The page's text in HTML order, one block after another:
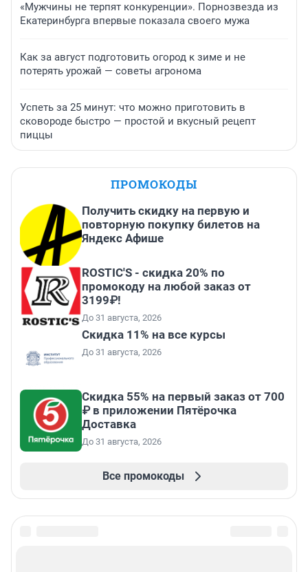
«Мужчины не терпят конкуренции». Порнозвезда из
Екатеринбурга впервые показала своего мужа
Как за август подготовить огород к зиме и не
потерять урожай — советы агронома
Успеть за 25 минут: что можно приготовить в
сковороде быстро — простой и вкусный рецепт
пиццы
ПРОМОКОДЫ
Получить скидку на первую и
повторную покупку билетов на
Яндекс Афише
ROSTIC'S - скидка 20% по
промокоду на любой заказ от
3199₽!
До 31 августа, 2026
Скидка 11% на все курсы
До 31 августа, 2026
Скидка 55% на первый заказ от 700
₽ в приложении Пятёрочка
Доставка
До 31 августа, 2026
Все промокоды